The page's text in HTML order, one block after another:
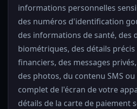
informations personnelles
des numéros d'identification
des informations de santé, des
biométriques, des détails
financiers, des messages
des photos, du contenu SMS
complet de l'écran de votre
détails de la carte de paiement